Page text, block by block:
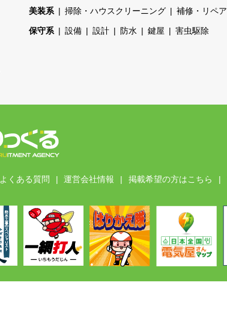
美装系 掃除・ハウスクリーニング 補修・リペア
保守系 設備 設計 防水 鍵屋 害虫駆除
よくある質問 運営会社情報 掲載希望の方はこちら